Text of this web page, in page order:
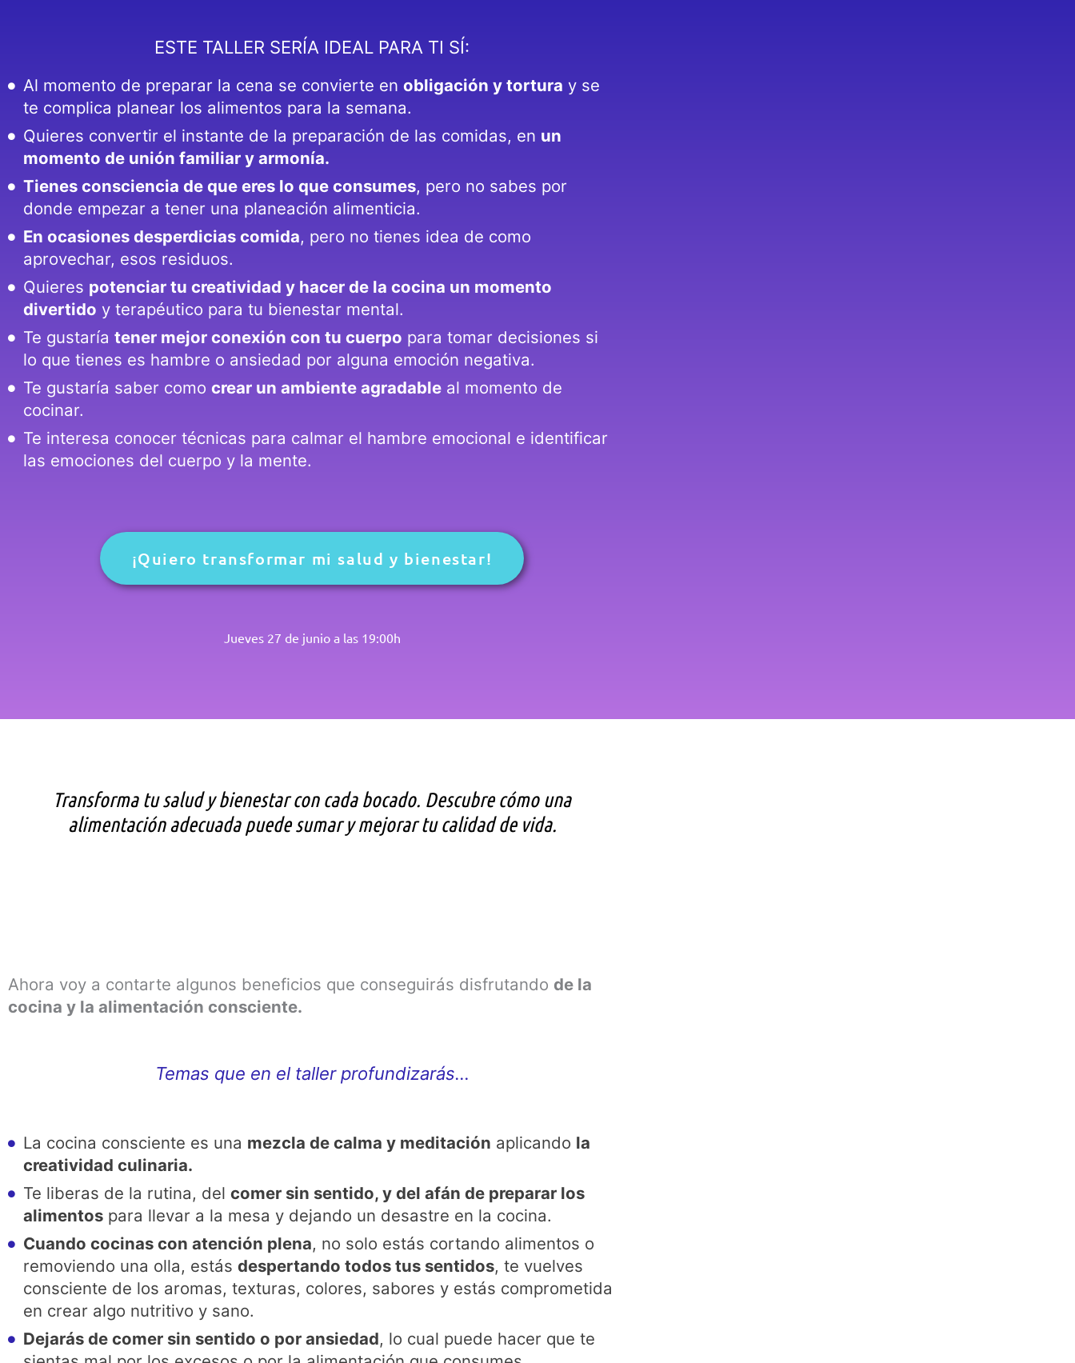
ESTE TALLER SERÍA IDEAL PARA TI SÍ:
Al momento de preparar la cena se convierte enobligación y tortura y se
te complica planear los alimentos para la semana.
Quieres convertir el instante de la preparación de las comidas, en un
momento de unión familiar y armonía.
Tienes consciencia de que eres lo que consumes, pero no sabes por
donde empezar a tener una planeación alimenticia.
En ocasiones desperdicias comida, pero no tienes idea de como
aprovechar, esos residuos.
Quieres potenciar tu creatividad y hacer de la cocina un momento
divertido y terapéutico para tu bienestar mental.
Te gustaríatener mejor conexión con tu cuerpo para tomar decisiones si
lo que tienes es hambre o ansiedad por alguna emoción negativa.
Te gustaría saber comocrear un ambiente agradable al momento de
cocinar.
Te interesa conocer técnicas para calmar el hambre emocional e identificar
las emociones del cuerpo y la mente.
¡Quiero transformar mi salud y bienestar!
Jueves 27 de junio a las 19:00h
Transforma tu salud y bienestar con cada bocado. Descubre cómo una
alimentación adecuada puede sumar y mejorar tu calidad de vida.
Ahora voy a contarte algunos beneficios que conseguirás disfrutando de la
cocina y la alimentación consciente.
Temas que en el taller profundizarás…
La cocina consciente es una mezcla de calma y meditación aplicando la
creatividad culinaria.
Te liberas de la rutina, delcomer sin sentido, y del afán de preparar los
alimentos para llevar a la mesa y dejando un desastre en la cocina.
Cuando cocinas con atención plena, no solo estás cortando alimentos o
removiendo una olla, estásdespertando todos tus sentidos, te vuelves
consciente de los aromas, texturas, colores, sabores y estás comprometida
en crear algo nutritivo y sano.
Dejarás de comer sin sentido o por ansiedad, lo cual puede hacer que te